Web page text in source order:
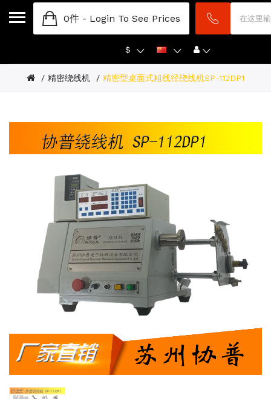
$
0件 - Login To See Prices
精密绕线机 精密型桌面式粗线径绕线机SP-112DP1